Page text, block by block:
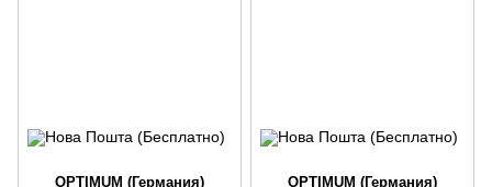
OPTIMUM (Германия)
OPTIMUM (Германия)